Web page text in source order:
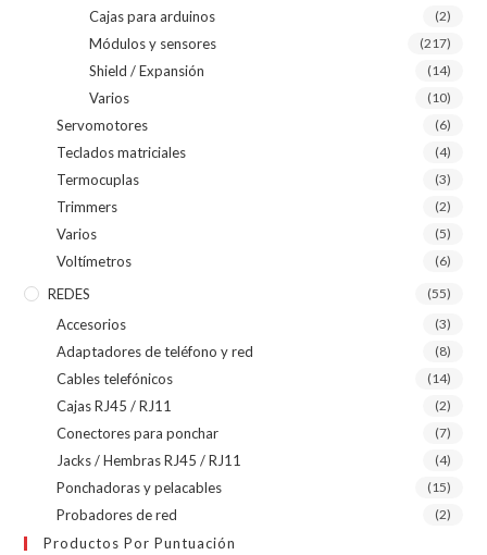
Cajas para arduinos (2)
Módulos y sensores (217)
Shield / Expansión (14)
Varios (10)
Servomotores (6)
Teclados matriciales (4)
Termocuplas (3)
Trimmers (2)
Varios (5)
Voltímetros (6)
REDES (55)
Accesorios (3)
Adaptadores de teléfono y red (8)
Cables telefónicos (14)
Cajas RJ45 / RJ11 (2)
Conectores para ponchar (7)
Jacks / Hembras RJ45 / RJ11 (4)
Ponchadoras y pelacables (15)
Probadores de red (2)
Productos Por Puntuación